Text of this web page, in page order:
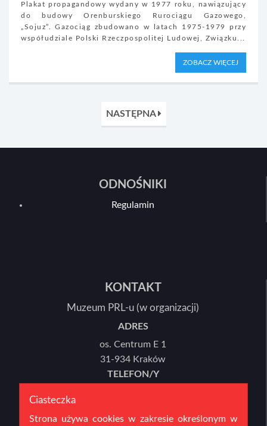
Ciasteczka
Strona używa cookies w zakresie określonym w
Plakat propagandowy wydany w 1977 roku, nawiązujący
do budowy Orenburskiego Rurociągu Gazowego,
„Sojuz”. Gazociąg zbudowano w latach 1975-1979 przy
współudziale Polski Rzeczpospolitej Ludowej, Związku...
ZOBACZ WIĘCEJ
NASTĘPNA
ODNOŚNIKI
Regulamin
KONTAKT
Muzeum PRL-u (w organizacji)
ADRES
os. Centrum E 1
31-934 Kraków
TELEFON/Y